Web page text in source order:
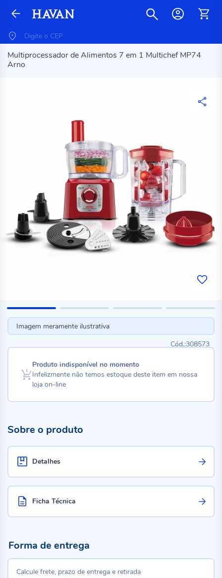
Multiprocessador de Alimentos 7 em 1 Multichef MP74
Arno
Imagem meramente ilustrativa
308573
Produto indisponível no momento
Infelizmente não temos estoque deste item em nossa
loja on-line
Sobre o produto
Detalhes
Ficha Técnica
Forma de entrega
Calcule frete, prazo de entrega e retirada